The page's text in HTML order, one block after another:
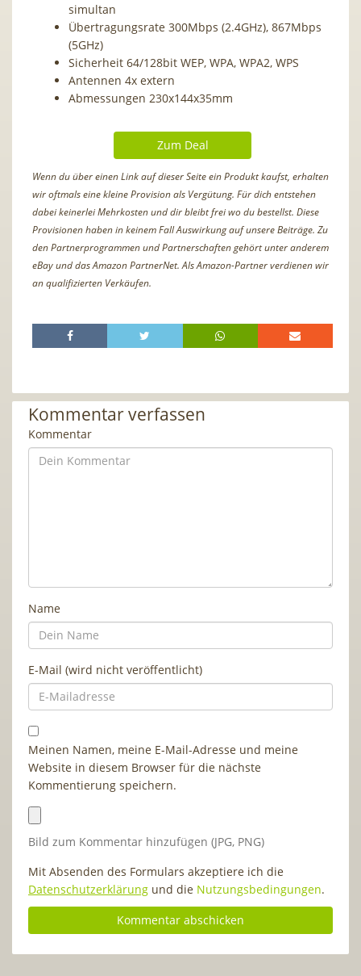
simultan
Übertragungsrate 300Mbps (2.4GHz), 867Mbps
(5GHz)
Sicherheit 64/​128bit WEP, WPA, WPA2, WPS
Antennen 4x extern
Abmessungen 230x144x35mm
Zum Deal
Wenn du über einen Link auf dieser Seite ein Produkt kaufst, erhalten
wir oftmals eine kleine Provision als Vergütung. Für dich entstehen
dabei keinerlei Mehrkosten und dir bleibt frei wo du bestellst. Diese
Provisionen haben in keinem Fall Auswirkung auf unsere Beiträge. Zu
den Partnerprogrammen und Partnerschaften gehört unter anderem
eBay und das Amazon PartnerNet. Als Amazon-Partner verdienen wir
an qualifizierten Verkäufen.
Kommentar verfassen
Kommentar
Name
E-Mail (wird nicht veröffentlicht)
Meinen Namen, meine E-Mail-Adresse und meine
Website in diesem Browser für die nächste
Kommentierung speichern.
Bild zum Kommentar hinzufügen (JPG, PNG)
Mit Absenden des Formulars akzeptiere ich die
Datenschutzerklärung und die Nutzungsbedingungen.